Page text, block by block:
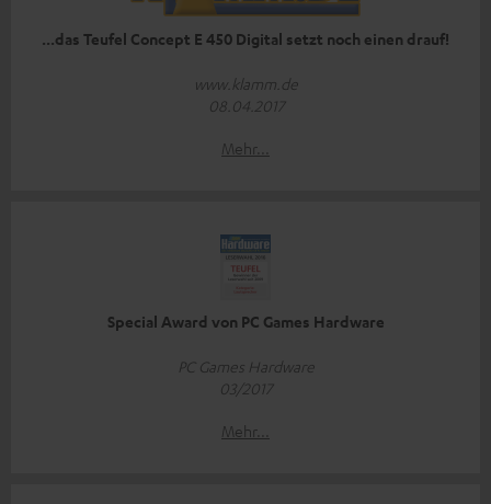
...das Teufel Concept E 450 Digital setzt noch einen drauf!
www.klamm.de
08.04.2017
Mehr...
Special Award von PC Games Hardware
PC Games Hardware
03/2017
Mehr...